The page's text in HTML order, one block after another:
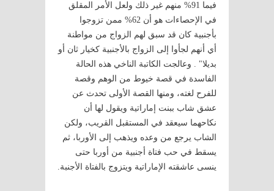
فيما 91% منهم غير ذلك ولعل الأمر المقلق
في الإحصاءات هو أن 62% ممن تزوجوا
بأجنبية كان قد سبق لهم الزواج من مواطنة
أي أنهم لجأوا إلى الزواج بالأجنبية كخيار ثان أو
بديلا" . وعالجت الكاتبة الناخي هذه الحالة
الفاسدة في قصة خيوط من الوهم وقصة
للفرح لغته، ومنها القصة الأولى تحدث عن
عشق شاب ببنت إماراتية ويقول لها أن
نكاحهما سيعقد في المستقبل القريب، ولكن
الشاب يرجع من وعده ويذهب إلى الأوربا، ثم
يسقط في حب فتاة أجنبية من أوربا حتى
ينسى عاشقته الإماراتية ويتزوج بالفتاة الأجنبة.